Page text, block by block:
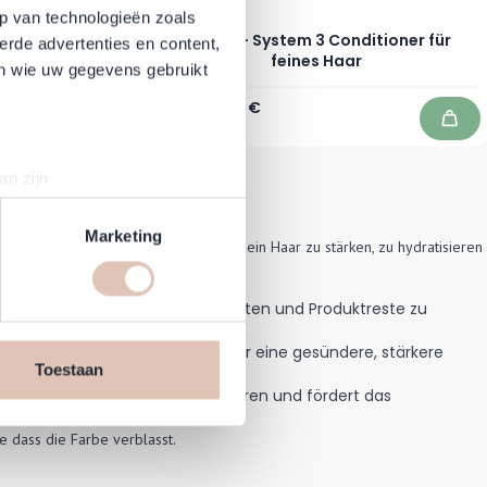
van technologieën zoals
advertenties en content,
wie uw gegevens gebruikt
zijn
detailgedeeltein. U kunt uw
internetgedrag binnen,
website, onze
Marketing
Toestaan
3
100 ml
NIOXIN - System 3 Conditioner für
feines Haar
16,95 €
Regulärer Preis
In
die zusammenarbeiten, um dein Haar zu stärken, zu hydratisieren
zu reinigen, Unreinheiten und Produktreste zu
die Haarfarbe und sorgt für für eine gesündere, stärkere
hilft den Haarfollikeln zu nähren und fördert das
dass die Farbe verblasst.